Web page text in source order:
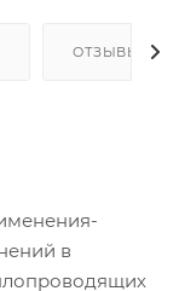
ОТЗЫВЫ
в